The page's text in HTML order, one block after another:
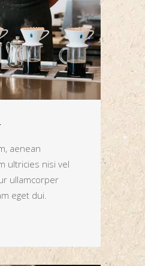
aenean
ultricies nisi vel
ullamcorper
eget dui.